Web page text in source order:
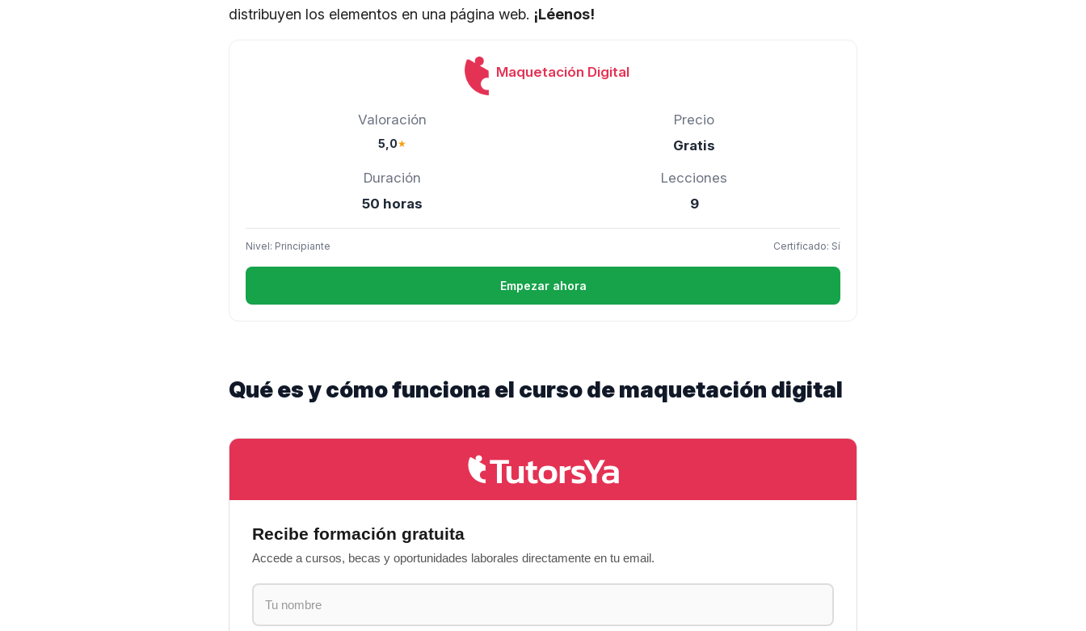
distribuyen los elementos en una página web. ¡Léenos!
Maquetación Digital
Valoración
5,0★
Precio
Gratis
Duración
50 horas
Lecciones
9
Nivel: Principiante Certificado: Sí
Empezar ahora
Qué es y cómo funciona el curso de maquetación digital
Recibe formación gratuita
Accede a cursos, becas y oportunidades laborales directamente en tu email.